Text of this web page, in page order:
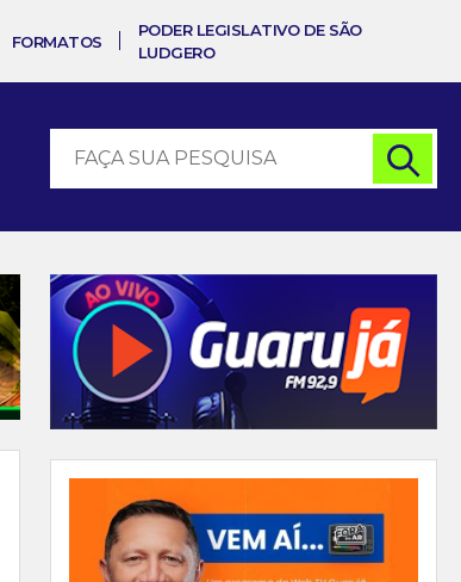
FORMATOS
PODER LEGISLATIVO DE SÃO
LUDGERO